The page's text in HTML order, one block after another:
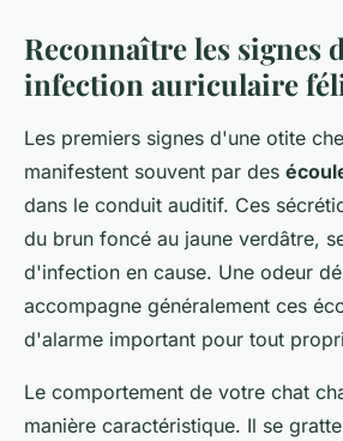
Reconnaître les signes
infection auriculaire
Les premiers signes d'une otite
manifestent souvent par des
dans le conduit auditif. Ces
du brun foncé au jaune verdâtre,
d'infection en cause. Une odeur
accompagne généralement ces
d'alarme important pour tout
Le comportement de votre chat
manière caractéristique. Il se